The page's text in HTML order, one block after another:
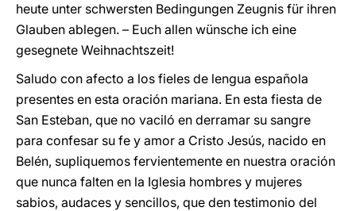
heute unter schwersten Bedingungen Zeugnis für ihren
Glauben ablegen. – Euch allen wünsche ich eine
gesegnete Weihnachtszeit!
Saludo con afecto a los fieles de lengua española
presentes en esta oración mariana. En esta fiesta de
San Esteban, que no vaciló en derramar su sangre
para confesar su fe y amor a Cristo Jesús, nacido en
Belén, supliquemos fervientemente en nuestra oración
que nunca falten en la Iglesia hombres y mujeres
sabios, audaces y sencillos, que den testimonio del